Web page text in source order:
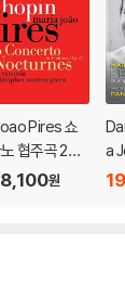
Pires 쇼
협주곡 2번,
아 주앙 피
원
a
피
19